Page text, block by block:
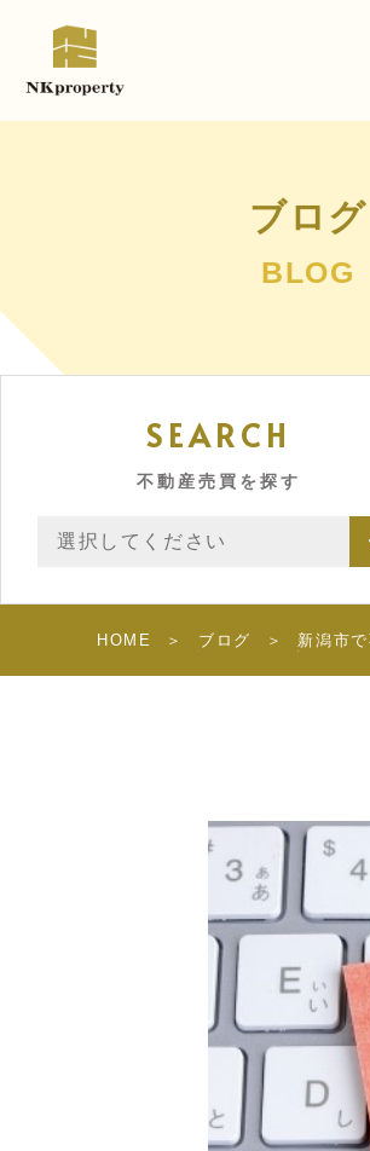
ブログ
BLOG
SEARCH
不動産売買を探す
HOME ブログ 新潟市